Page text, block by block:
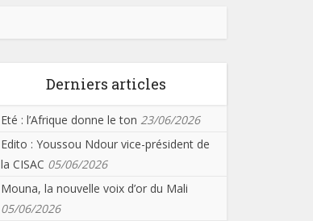
Derniers articles
Eté : l’Afrique donne le ton 23/06/2026
Edito : Youssou Ndour vice-président de
la CISAC 05/06/2026
Mouna, la nouvelle voix d’or du Mali
05/06/2026